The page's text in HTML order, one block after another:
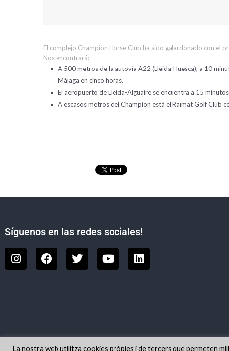
El complejo Champion Horse Club ha sido galardonado con el
Nos encontrará:
A 500 metros de la autovía A22 (Lleida-Huesca), a 10
Málaga en cinco horas.
El aeropuerto de Lleida-Alguaire se encuentra a 15
A escasos metros del Champion está el Raïmat Golf Club
Síguenos en las redes sociales!
La nostra web utilitza cookies pròpies i de tercers que permeten